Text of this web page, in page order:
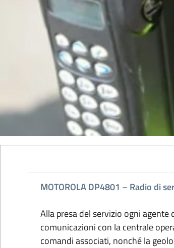
MOTOROLA DP4801 – Radio di
Alla presa del servizio ogni
comunicazioni con la centrale
comandi associati, nonché la